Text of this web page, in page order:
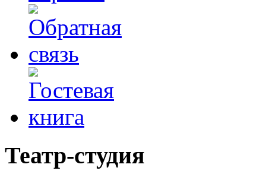
Театр-студия